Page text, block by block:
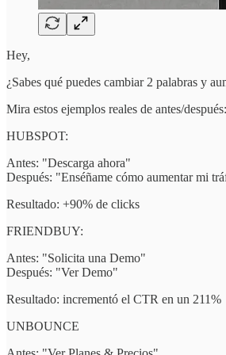
Hey,
¿Sabes qué puedes cambiar 2 palabras y
Mira estos ejemplos reales de antes/después:
HUBSPOT:
Antes: "Descarga ahora"
Después: "Enséñame cómo aumentar mi
Resultado: +90% de clicks
FRIENDBUY:
Antes: "Solicita una Demo"
Después: "Ver Demo"
Resultado: incrementó el CTR en un 211%
UNBOUNCE